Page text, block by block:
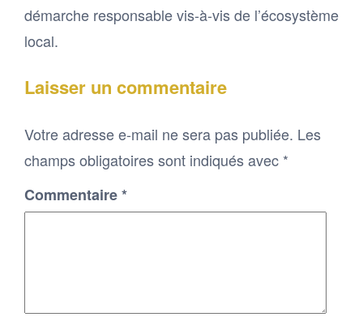
démarche responsable vis-à-vis de l’écosystème
local.
Laisser un commentaire
Votre adresse e-mail ne sera pas publiée. Les
champs obligatoires sont indiqués avec *
Commentaire*